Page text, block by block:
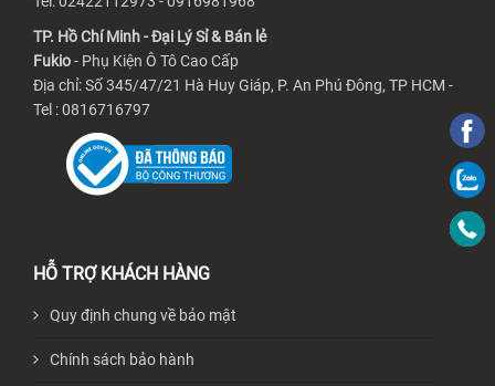
TP. Hồ Chí Minh - Đại Lý Sỉ & Bán lẻ
Fukio- Phụ Kiện Ô Tô Cao Cấp
Địa chỉ: Số 345/47/21 Hà Huy Giáp, P. An Phú Đông, TP HCM -
Tel : 0816716797
HỖ TRỢ KHÁCH HÀNG
Quy định chung về bảo mật
Chính sách bảo hành